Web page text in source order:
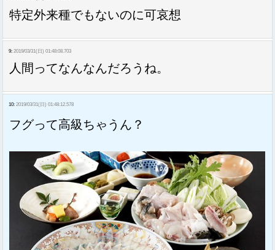
特定外来種でもないのに可哀想
9: 2019/03/31(日) 01:48:08.703
人間ってなんなんだろうね。
10: 2019/03/31(日) 01:48:12.578
フグって高級ちゃうん？